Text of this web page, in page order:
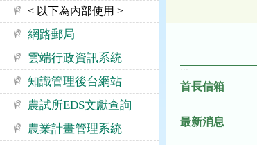
< 以下為內部使用 >
網路郵局
雲端行政資訊系統
知識管理後台網站
農試所EDS文獻查詢
農業計畫管理系統
首長信箱
最新消息